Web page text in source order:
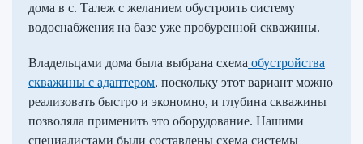
дома в с. Талеж с желанием обустроить систему
водоснабжения на базе уже пробуренной скважины.
Владельцами дома была выбрана схема обустройства
скважины с адаптером, поскольку этот вариант можно
реализовать быстро и экономно, и глубина скважины
позволяла применить это оборудование. Нашими
специалистами были составлены схема системы